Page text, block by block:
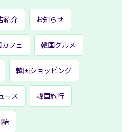
紹介 お知らせ
フェ 韓国グルメ
韓国ショッピング
ース 韓国旅行
語